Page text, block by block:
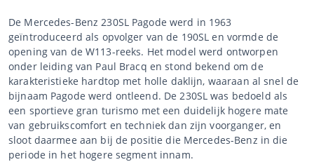
De Mercedes-Benz 230SL Pagode werd in 1963
geïntroduceerd als opvolger van de 190SL en vormde de
opening van de W113-reeks. Het model werd ontworpen
onder leiding van Paul Bracq en stond bekend om de
karakteristieke hardtop met holle daklijn, waaraan al snel de
bijnaam Pagode werd ontleend. De 230SL was bedoeld als
een sportieve gran turismo met een duidelijk hogere mate
van gebruikscomfort en techniek dan zijn voorganger, en
sloot daarmee aan bij de positie die Mercedes-Benz in die
periode in het hogere segment innam.